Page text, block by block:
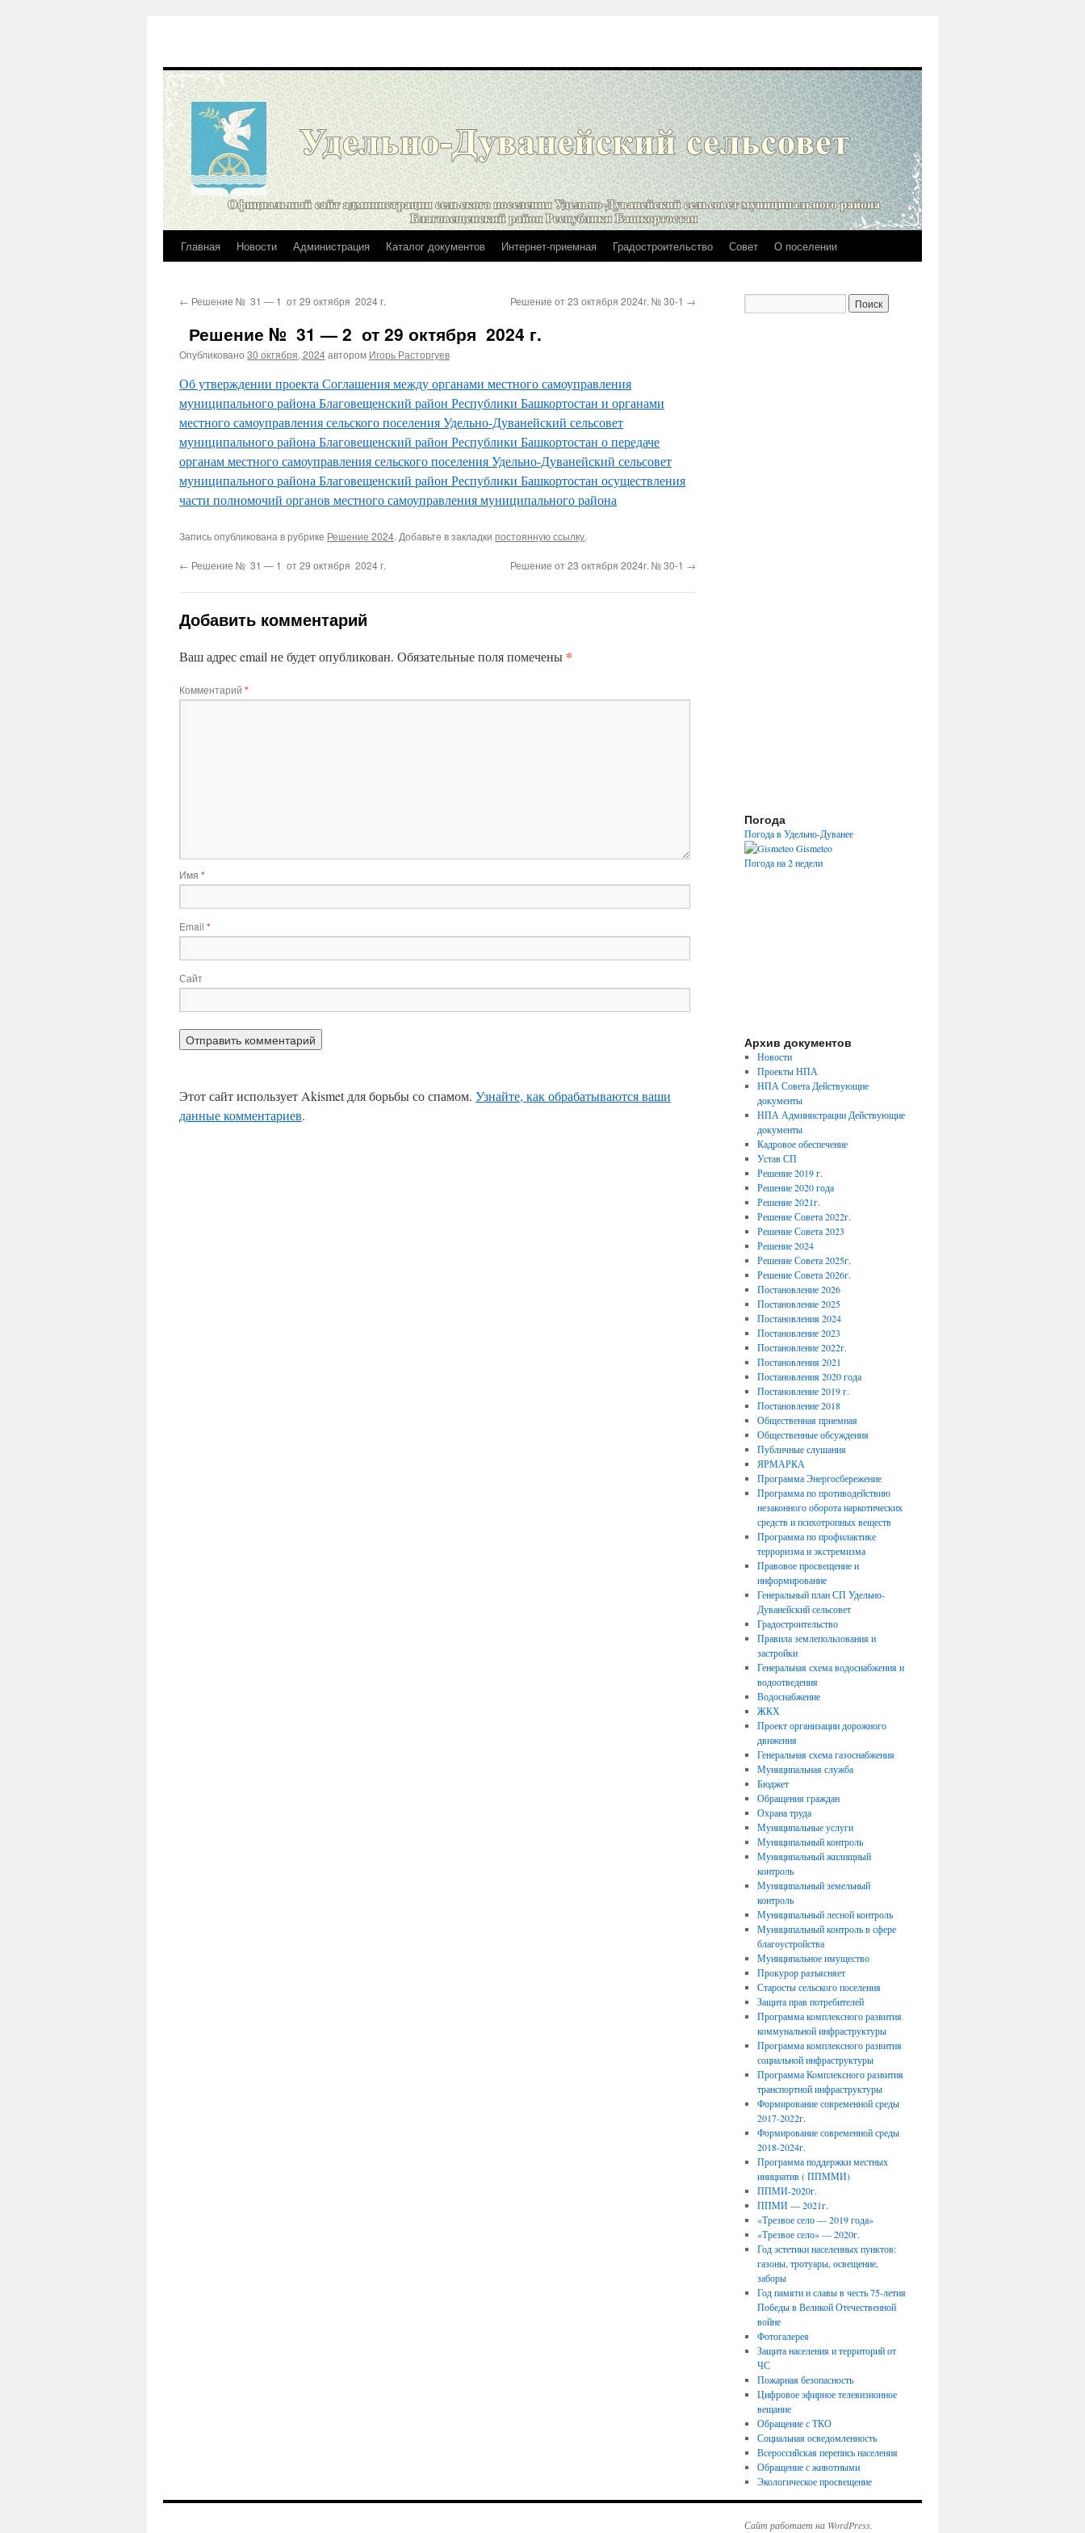
Перейти
содержимому
Главная Новости Администрация Каталог документов Интернет-приемная Градостроительство Совет О поселении
← Решение № 31 — 1 от 29 октября 2024 г. Решение от 23 октября 2024г. № 30-1 →
Решение № 31 — 2 от 29 октября 2024 г.
Опубликовано 30 октября, 2024автором Игорь Расторгуев
Об утверждении проекта Соглашения между органами местного самоуправления
муниципального района Благовещенский район Республики Башкортостан и органами
местного самоуправления сельского поселения Удельно-Дуванейский сельсовет
муниципального района Благовещенский район Республики Башкортостан о передаче
органам местного самоуправления сельского поселения Удельно-Дуванейский сельсовет
муниципального района Благовещенский район Республики Башкортостан осуществления
части полномочий органов местного самоуправления муниципального района
Запись опубликована в рубрике Решение 2024. Добавьте в закладки постоянную ссылку.
← Решение № 31 — 1 от 29 октября 2024 г. Решение от 23 октября 2024г. № 30-1 →
Добавить комментарий
Ваш адрес email не будет опубликован. Обязательные поля помечены *
Комментарий *
Имя *
Email *
Сайт
Этот сайт использует Akismet для борьбы со спамом. Узнайте, как обрабатываются ваши
данные комментариев.
Погода
Погода в Удельно-Дуванее
Gismeteo
Погода на 2 недели
Архив документов
Новости
Проекты НПА
НПА Совета Действующие
документы
НПА Администрации Действующие
документы
Кадровое обеспечение
Устав СП
Решение 2019 г.
Решение 2020 года
Решение 2021г.
Решение Совета 2022г.
Решение Совета 2023
Решение 2024
Решение Совета 2025г.
Решение Совета 2026г.
Постановление 2026
Постановление 2025
Постановления 2024
Постановление 2023
Постановление 2022г.
Постановления 2021
Постановления 2020 года
Постановление 2019 г.
Постановление 2018
Общественная приемная
Общественные обсуждения
Публичные слушания
ЯРМАРКА
Программа Энергосбережение
Программа по противодействию
незаконного оборота наркотических
средств и психотропных веществ
Программа по профилактике
терроризма и экстремизма
Правовое просвещение и
информирование
Генеральный план СП Удельно-
Дуванейский сельсовет
Градостроительство
Правила землепользования и
застройки
Генеральная схема водоснабжения и
водоотведения
Водоснабжение
ЖКХ
Проект организации дорожного
движения
Генеральная схема газоснабжения
Муниципальная служба
Бюджет
Обращения граждан
Охрана труда
Муниципальные услуги
Муниципальный контроль
Муниципальный жилищный
контроль
Муниципальный земельный
контроль
Муниципальный лесной контроль
Муниципальный контроль в сфере
благоустройства
Муниципальное имущество
Прокурор разъясняет
Старосты сельского поселения
Защита прав потребителей
Программа комплексного развития
коммунальной инфраструктуры
Программа комплексного развития
социальной инфраструктуры
Программа Комплексного развития
транспортной инфраструктуры
Формирование современной среды
2017-2022г.
Формирование современной среды
2018-2024г.
Программа поддержки местных
инициатив ( ППММИ)
ППМИ-2020г.
ППМИ — 2021г.
«Трезвое село — 2019 года»
«Трезвое село» — 2020г.
Год эстетики населенных пунктов:
газоны, тротуары, освещение,
заборы
Год памяти и славы в честь 75-летия
Победы в Великой Отечественной
войне
Фотогалерея
Защита населения и территорий от
ЧС
Пожарная безопасность
Цифровое эфирное телевизионное
вещание
Обращение с ТКО
Социальная осведомленность
Всероссийская перепись населения
Обращение с животными
Экологическое просвещение
Сайт работает на WordPress.